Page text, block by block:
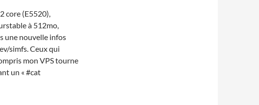
core (E5520),
à 512mo,
une nouvelle infos
simfs. Ceux qui
mon VPS tourne
un « #cat